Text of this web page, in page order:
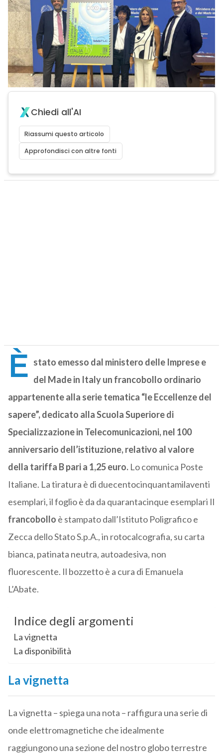
Chiedi all'AI
Riassumi questo articolo
Approfondisci con altre fonti
È stato emesso dal ministero delle Imprese e
del Made in Italy un francobollo ordinario
appartenente alla serie tematica “le Eccellenze del
sapere”, dedicato alla Scuola Superiore di
Specializzazione in Telecomunicazioni, nel 100
anniversario dell’istituzione, relativo al valore
della tariffa B pari a 1,25 euro.Lo comunica Poste
Italiane. La tiratura è di duecentocinquantamilaventi
esemplari, il foglio è da da quarantacinque esemplari Il
francobollo è stampato dall’Istituto Poligrafico e
Zecca dello Stato S.p.A., in rotocalcografia, su carta
bianca, patinata neutra, autoadesiva, non
fluorescente. Il bozzetto è a cura di Emanuela
L’Abate.
Indice degli argomenti
La vignetta
La disponibilità
La vignetta
La vignetta – spiega una nota – raffigura una serie di
onde elettromagnetiche che idealmente
raggiungono una sezione del nostro globo terrestre